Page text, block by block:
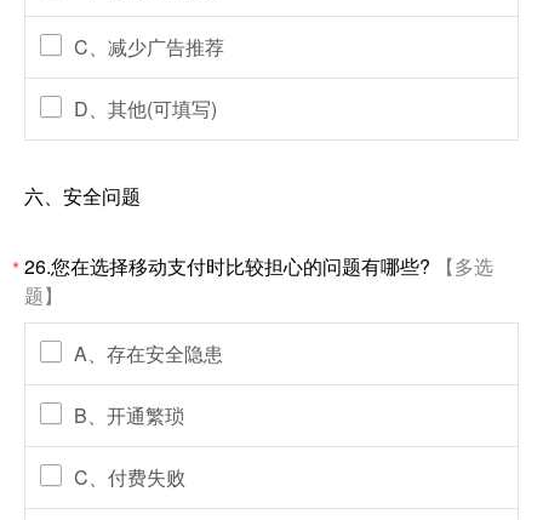
C、减少广告推荐
D、其他(可填写)
六、安全问题
*26.您在选择移动支付时比较担心的问题有哪些?
【多选
题】
A、存在安全隐患
B、开通繁琐
C、付费失败